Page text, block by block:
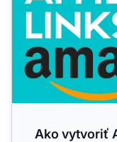
Ako vytvoriť